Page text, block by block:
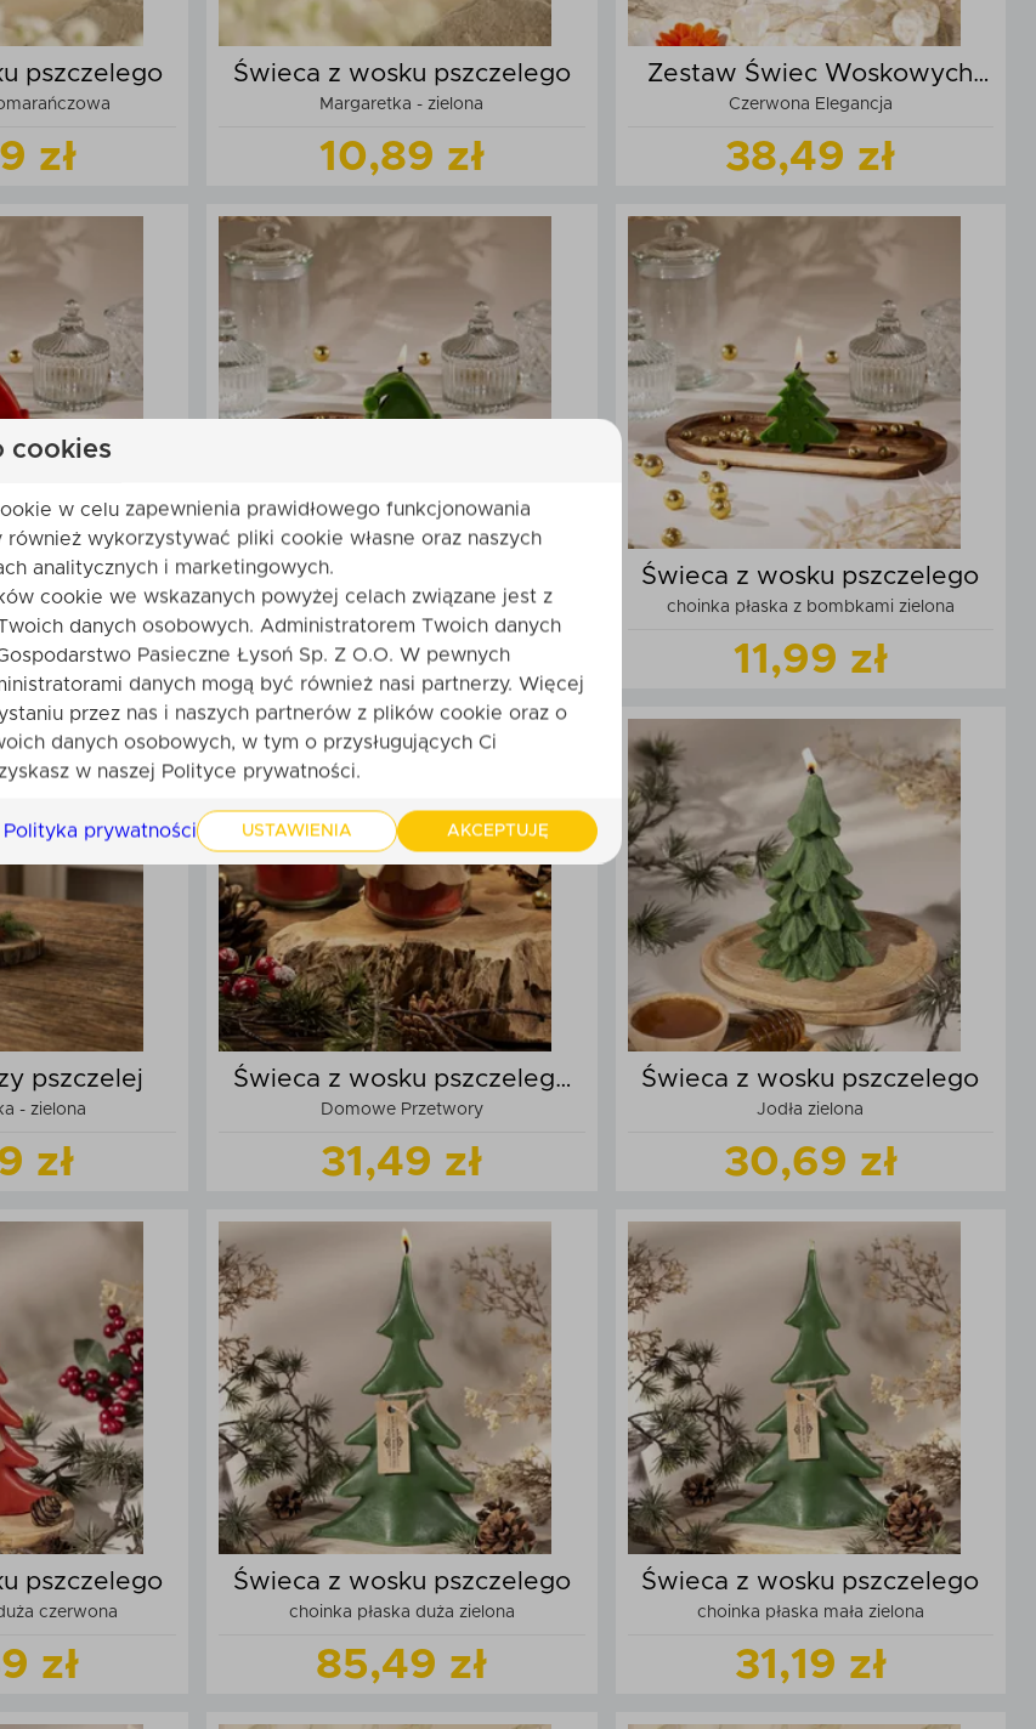
pszczelego
zł
produkt
koszyka
Świeca z wosku pszczelego
Margaretka - zielona
10,89 zł
Zobacz produkt
Dodaj do koszyka
Zestaw Świec Woskowych
Margaretka
Czerwona Elegancja
38,49 zł
Zobacz produkt
Dodaj do koszyka
pszczelego
czerwona
zł
produkt
koszyka
Świeca z wosku pszczelego
czapka mikołaja zielona
11,99 zł
Zobaczprodukt
Dodaj do koszyka
Świeca z wosku pszczelego
choinka płaska z bombkami zielona
11,99 zł
Zobacz
Dodaj do koszyka
pszczelej
- zielona
zł
koszyka
Świeca z wosku pszczelego
czerwona
Domowe Przetwory
31,49 zł
Zobacz
Dodaj do koszyka
Świeca z wosku pszczelego
Jodła zielona
30,69 zł
Zobacz produkt
Dodaj do koszyka
pszczelego
czerwona
zł
Świeca z wosku pszczelego
choinka płaska duża zielona
85,49 zł
Świeca z wosku pszczelego
choinka płaska mała zielona
31,19 zł
cookies
w celu zapewnienia prawidłowego funkcjonowania
również wykorzystywać pliki cookie własne oraz naszych
analitycznych i marketingowych.
cookie we wskazanych powyżej celach związane jest z
danych osobowych. Administratorem Twoich danych
Pasieczne Łysoń Sp. Z O.O. W pewnych
danych mogą być również nasi partnerzy. Więcej
przez nas i naszych partnerów z plików cookie oraz o
danych osobowych, w tym o przysługujących Ci
w naszej Polityce prywatności.
Polityka prywatności USTAWIENIA AKCEPTUJĘ